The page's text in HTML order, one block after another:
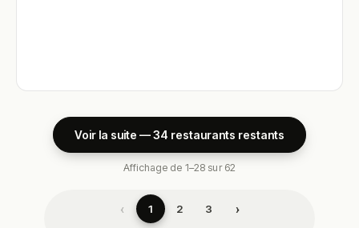
Voir la suite — 34 restaurants restants
Affichage de 1–28 sur 62
‹ 1 2 3 ›